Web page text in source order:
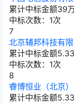
累计中标金额39
中标次数：1次
7
北京辅邦科技有
累计中标金额5.33
中标次数：1次
8
睿博恒业（北京
累计中标金额5.33